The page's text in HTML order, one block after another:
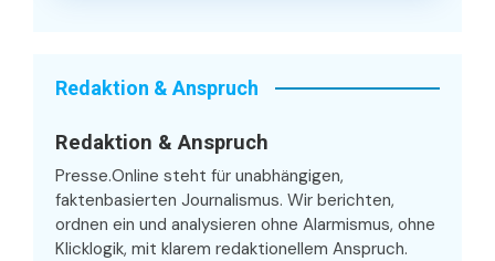
Redaktion & Anspruch
Redaktion & Anspruch
Presse.Online steht für unabhängigen,
faktenbasierten Journalismus. Wir berichten,
ordnen ein und analysieren ohne Alarmismus, ohne
Klicklogik, mit klarem redaktionellem Anspruch.